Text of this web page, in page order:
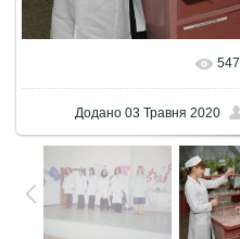
547
Додано 03 Травня 2020